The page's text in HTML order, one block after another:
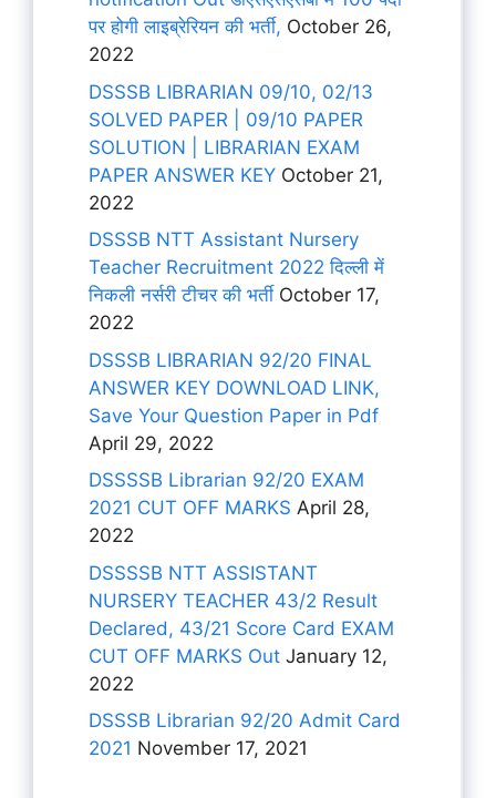
पर होगी लाइब्रेरियन की भर्ती, October 26,
2022
DSSSB LIBRARIAN 09/10, 02/13
SOLVED PAPER | 09/10 PAPER
SOLUTION | LIBRARIAN EXAM
PAPER ANSWER KEY October 21,
2022
DSSSB NTT Assistant Nursery
Teacher Recruitment 2022 दिल्ली में
निकली नर्सरी टीचर की भर्ती October 17,
2022
DSSSB LIBRARIAN 92/20 FINAL
ANSWER KEY DOWNLOAD LINK,
Save Your Question Paper in Pdf
April 29, 2022
DSSSSB Librarian 92/20 EXAM
2021 CUT OFF MARKS April 28,
2022
DSSSSB NTT ASSISTANT
NURSERY TEACHER 43/2 Result
Declared, 43/21 Score Card EXAM
CUT OFF MARKS Out January 12,
2022
DSSSB Librarian 92/20 Admit Card
2021 November 17, 2021